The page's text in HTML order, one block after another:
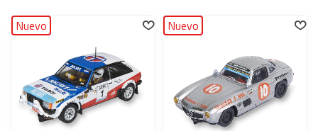
Nuevo Nuevo